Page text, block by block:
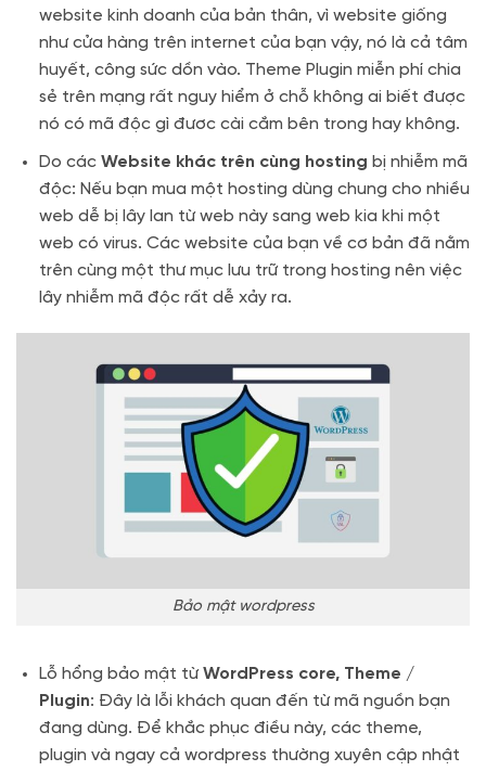
website kinh doanh của bản thân, vì website giống
như cửa hàng trên internet của bạn vậy, nó là cả tâm
huyết, công sức dồn vào. Theme Plugin miễn phí chia
sẻ trên mạng rất nguy hiểm ở chỗ không ai biết được
nó có mã độc gì đươc cài cắm bên trong hay không.
Do các Website khác trên cùng hosting bị nhiễm mã
độc: Nếu bạn mua một hosting dùng chung cho nhiều
web dễ bị lây lan từ web này sang web kia khi một
web có virus. Các website của bạn về cơ bản đã nằm
trên cùng một thư mục lưu trữ trong hosting nên việc
lây nhiễm mã độc rất dễ xảy ra.
Bảo mật wordpress
Lỗ hổng bảo mật từWordPress core, Theme /
Plugin: Đây là lỗi khách quan đến từ mã nguồn bạn
đang dùng. Để khắc phục điều này, các theme,
plugin và ngay cả wordpress thường xuyên cập nhật